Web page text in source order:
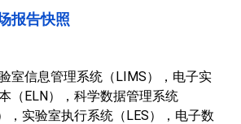
报告快照
室信息管理系统（LIMS），电子实
（ELN），科学数据管理系统
，实验室执行系统（LES），电子数